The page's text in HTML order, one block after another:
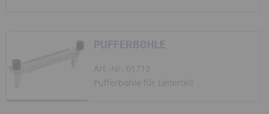
PUFFERBOHLE
Art.-Nr. 01713
Pufferbohle für Leiterteil